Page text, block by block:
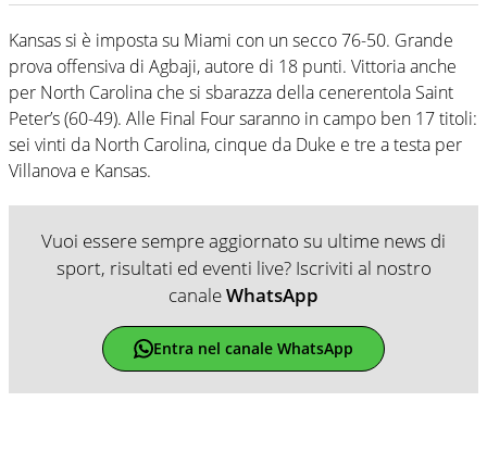
Kansas si è imposta su Miami con un secco 76-50. Grande
prova offensiva di Agbaji, autore di 18 punti. Vittoria anche
per North Carolina che si sbarazza della cenerentola Saint
Peter’s (60-49). Alle Final Four saranno in campo ben 17 titoli:
sei vinti da North Carolina, cinque da Duke e tre a testa per
Villanova e Kansas.
Vuoi essere sempre aggiornato su ultime news di
sport, risultati ed eventi live? Iscriviti al nostro
canaleWhatsApp
Entra nel canale WhatsApp